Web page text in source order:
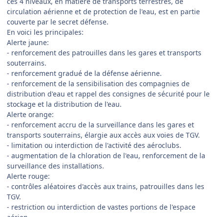
circulation aérienne et de protection de l'eau, est en partie
couverte par le secret défense.
En voici les principales:
Alerte jaune:
- renforcement des patrouilles dans les gares et transports
souterrains.
- renforcement gradué de la défense aérienne.
- renforcement de la sensibilisation des compagnies de
distribution d'eau et rappel des consignes de sécurité pour le
stockage et la distribution de l'eau.
Alerte orange:
- renforcement accru de la surveillance dans les gares et
transports souterrains, élargie aux accès aux voies de TGV.
- limitation ou interdiction de l'activité des aéroclubs.
- augmentation de la chloration de l'eau, renforcement de la
surveillance des installations.
Alerte rouge:
- contrôles aléatoires d'accès aux trains, patrouilles dans les
TGV.
- restriction ou interdiction de vastes portions de l'espace